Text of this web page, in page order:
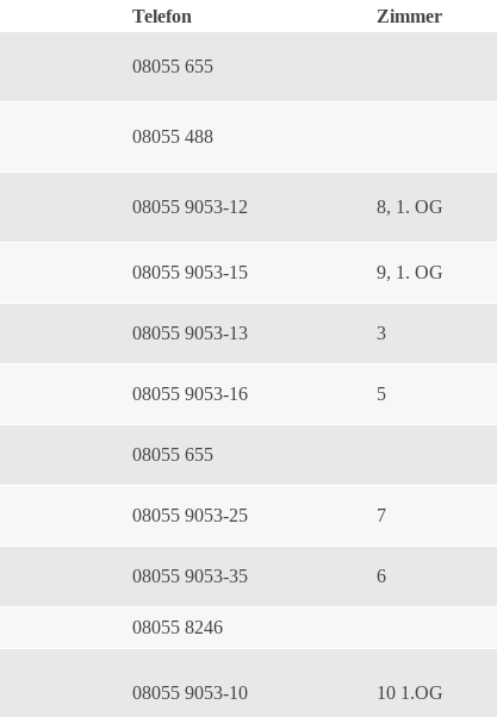
Telefon Zimmer
08055 655
08055 488
08055 9053-12 8, 1. OG
08055 9053-15 9, 1. OG
08055 9053-13 3
08055 9053-16 5
08055 655
08055 9053-25 7
08055 9053-35 6
08055 8246
08055 9053-10
10 1.OG